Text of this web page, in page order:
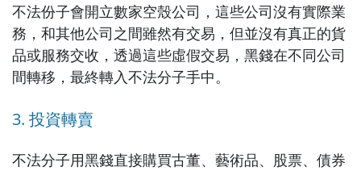
不法份子會開立數家空殼公司，這些公司沒有實際業
務，和其他公司之間雖然有交易，但並沒有真正的貨
品或服務交收，透過這些虛假交易，黑錢在不同公司
間轉移，最終轉入不法分子手中。
3. 投資轉賣
不法分子用黑錢直接購買古董、藝術品、股票、債券